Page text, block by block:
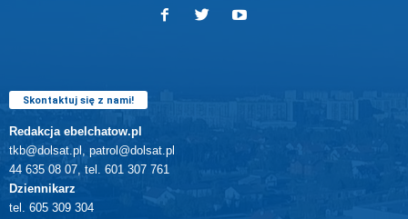
Skontaktuj się z nami!
Redakcja ebelchatow.pl
tkb@dolsat.pl, patrol@dolsat.pl
44 635 08 07, tel. 601 307 761
Dziennikarz
tel. 605 309 304